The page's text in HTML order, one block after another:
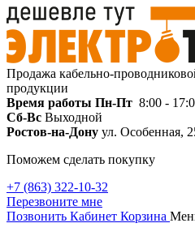
Продажа кабельно-
продукции
Время работы Пн-Пт 8:00 -
Сб-Вс Выходной
Ростов-на-Дону ул. Особенная,
Поможем сделать покупку
+7 (863) 322-10-32
Перезвоните мне
Позвонить Кабинет Корзина